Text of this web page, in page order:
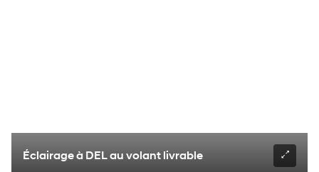
Éclairage à DEL au volant livrable